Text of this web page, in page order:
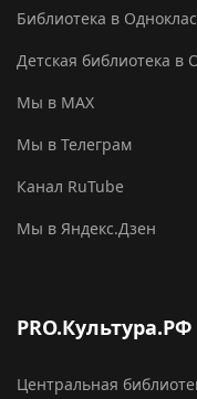
Библиотека в
Детская библиотека в
Мы в MAX
Мы в Телеграм
Канал RuTube
Мы в Яндекс.Дзен
PRO.Культура.РФ
Центральная